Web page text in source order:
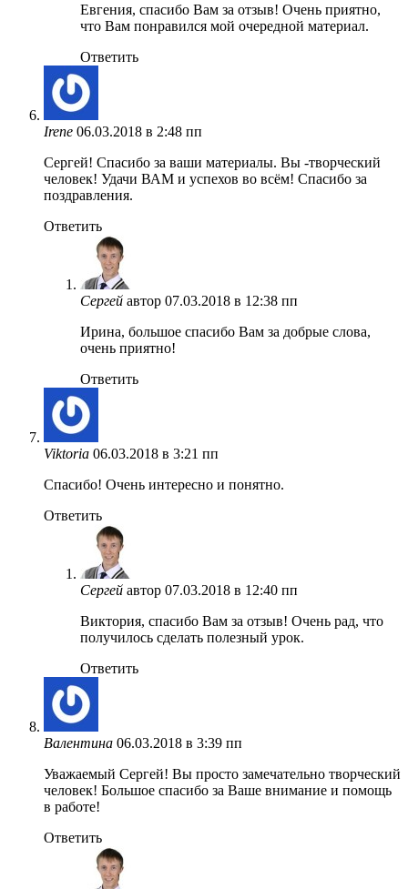
Евгения, спасибо Вам за отзыв! Очень приятно,
что Вам понравился мой очередной материал.
Ответить
Irene 06.03.2018 в 2:48 пп
Сергей! Спасибо за ваши материалы. Вы -творческий
человек! Удачи ВАМ и успехов во всём! Спасибо за
поздравления.
Ответить
Сергей автор 07.03.2018 в 12:38 пп
Ирина, большое спасибо Вам за добрые слова,
очень приятно!
Ответить
Viktoria 06.03.2018 в 3:21 пп
Спасибо! Очень интересно и понятно.
Ответить
Сергей автор 07.03.2018 в 12:40 пп
Виктория, спасибо Вам за отзыв! Очень рад, что
получилось сделать полезный урок.
Ответить
Валентина 06.03.2018 в 3:39 пп
Уважаемый Сергей! Вы просто замечательно творческий
человек! Большое спасибо за Ваше внимание и помощь
в работе!
Ответить